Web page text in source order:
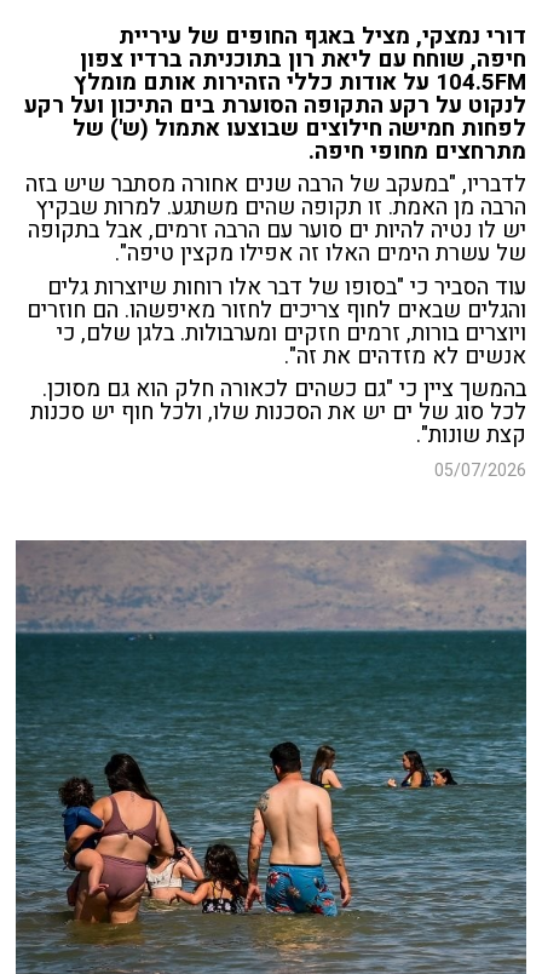
דורי נמצקי, מציל באגף החופים של עיריית
חיפה, שוחח עם ליאת רון בתוכניתה ברדיו צפון
104.5FM על אודות כללי הזהירות אותם מומלץ
לנקוט על רקע התקופה הסוערת בים התיכון ועל רקע
לפחות חמישה חילוצים שבוצעו אתמול (ש') של
מתרחצים מחופי חיפה.
לדבריו, "במעקב של הרבה שנים אחורה מסתבר שיש בזה
הרבה מן האמת. זו תקופה שהים משתגע. למרות שבקיץ
יש לו נטיה להיות ים סוער עם הרבה זרמים, אבל בתקופה
של עשרת הימים האלו זה אפילו מקצין טיפה".
עוד הסביר כי "בסופו של דבר אלו רוחות שיוצרות גלים
והגלים שבאים לחוף צריכים לחזור מאיפשהו. הם חוזרים
ויוצרים בורות, זרמים חזקים ומערבולות. בלגן שלם, כי
אנשים לא מזדהים את זה".
בהמשך ציין כי "גם כשהים לכאורה חלק הוא גם מסוכן.
לכל סוג של ים יש את הסכנות שלו, ולכל חוף יש סכנות
קצת שונות".
05/07/2026